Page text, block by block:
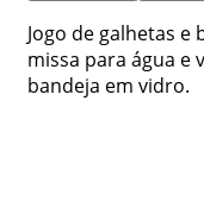
Jogo de galhetas e
missa para água e
bandeja em vidro.